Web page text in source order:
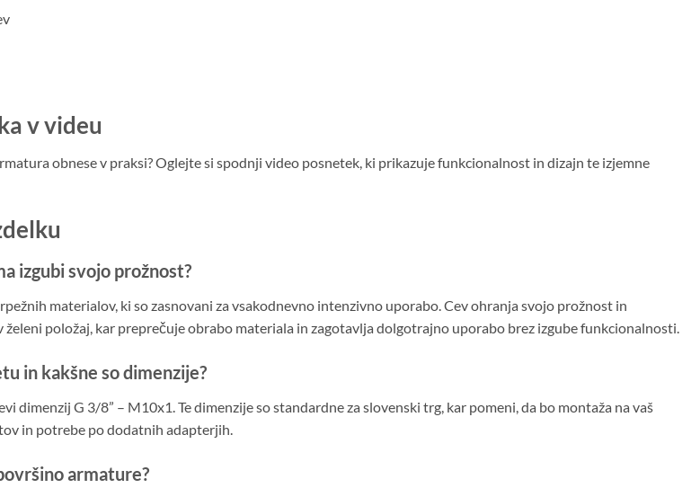
v videu
obnese v praksi? Oglejte si spodnji video posnetek, ki prikazuje funkcionalnost in dizajn te izjemne
izgubi svojo prožnost?
materialov, ki so zasnovani za vsakodnevno intenzivno uporabo. Cev ohranja svojo prožnost in
položaj, kar preprečuje obrabo materiala in zagotavlja dolgotrajno uporabo brez izgube funkcionalnosti.
in kakšne so dimenzije?
dimenzij G 3/8” – M10x1. Te dimenzije so standardne za slovenski trg, kar pomeni, da bo montaža na vaš
in potrebe po dodatnih adapterjih.
armature?